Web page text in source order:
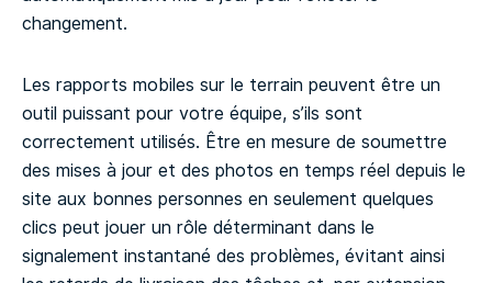
changement.
Les rapports mobiles sur le terrain peuvent être un
outil puissant pour votre équipe, s’ils sont
correctement utilisés. Être en mesure de soumettre
des mises à jour et des photos en temps réel depuis le
site aux bonnes personnes en seulement quelques
clics peut jouer un rôle déterminant dans le
signalement instantané des problèmes, évitant ainsi